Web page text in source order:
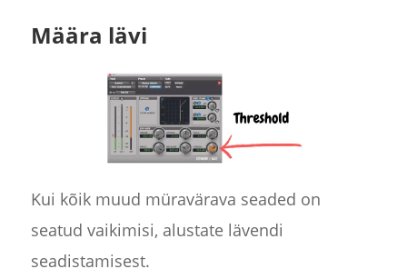
Määra lävi
Kui kõik muud müravärava seaded on
seatud vaikimisi, alustate lävendi
seadistamisest.